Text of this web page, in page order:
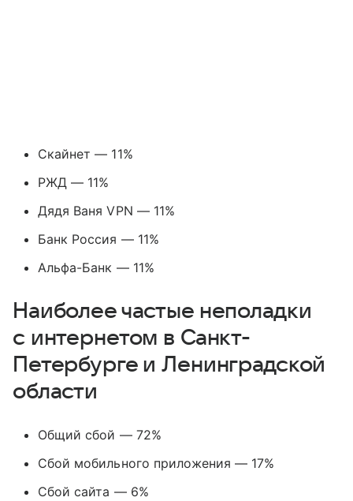
Скайнет — 11%
РЖД — 11%
Дядя Ваня VPN — 11%
Банк Россия — 11%
Альфа-Банк — 11%
Наиболее частые неполадки
с интернетом в Санкт-
Петербурге и Ленинградской
области
Общий сбой — 72%
Сбой мобильного приложения — 17%
Сбой сайта — 6%